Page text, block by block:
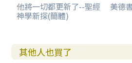
他將一切都更新了--聖經
神學新探(簡體)
美德
其他人也買了